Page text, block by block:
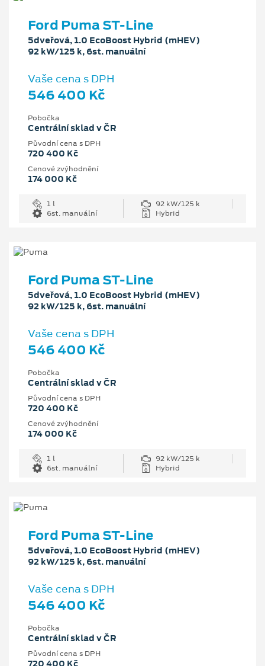
Ford Puma ST-Line
5dveřová, 1.0 EcoBoost Hybrid (mHEV)
92 kW/125 k, 6st. manuální
Vaše cena s DPH
546 400 Kč
Pobočka
Centrální sklad v ČR
Původní cena s DPH
720 400 Kč
Cenové zvýhodnění
174 000 Kč
1 l
92 kW/125 k
6st. manuální
Hybrid
Ford Puma ST-Line
5dveřová, 1.0 EcoBoost Hybrid (mHEV)
92 kW/125 k, 6st. manuální
Vaše cena s DPH
546 400 Kč
Pobočka
Centrální sklad v ČR
Původní cena s DPH
720 400 Kč
Cenové zvýhodnění
174 000 Kč
1 l
92 kW/125 k
6st. manuální
Hybrid
Ford Puma ST-Line
5dveřová, 1.0 EcoBoost Hybrid (mHEV)
92 kW/125 k, 6st. manuální
Vaše cena s DPH
546 400 Kč
Pobočka
Centrální sklad v ČR
Původní cena s DPH